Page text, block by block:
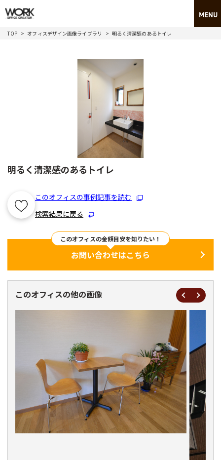
TOP オフィスデザイン画像ライブラリ 明るく清潔感のあるトイレ
明るく清潔感のあるトイレ
このオフィスの事例記事を読む
検索結果に戻る
このオフィスの金額目安を知りたい！
お問い合わせはこちら
このオフィスの他の画像